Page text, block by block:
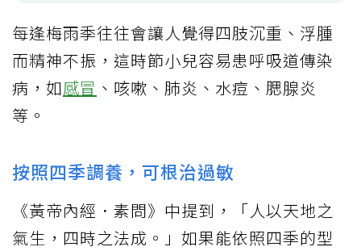
每逢梅雨季往往會讓人覺得四肢沉重、浮腫
而精神不振，這時節小兒容易患呼吸道傳染
病，如感冒 、咳嗽、肺炎、水痘、腮腺炎
等。
按照四季調養，可根治過敏
《黃帝內經．素問》中提到，「人以天地之
氣生，四時之法成。」如果能依照四季的型